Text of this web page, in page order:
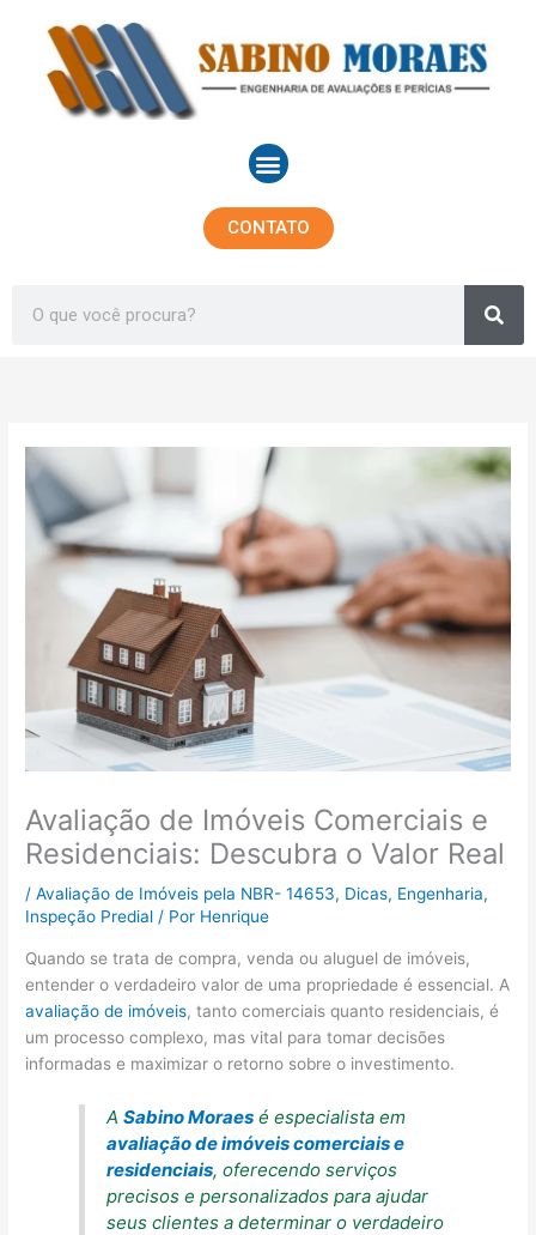
conteúdo
Menu
CONTATO
Avaliação de Imóveis Comerciais e
Residenciais: Descubra o Valor Real
/Avaliação de Imóveis pela NBR- 14653, Dicas, Engenharia,
Inspeção Predial / Por Henrique
Quando se trata de compra, venda ou aluguel de imóveis,
entender o verdadeiro valor de uma propriedade é essencial. A
avaliação de imóveis, tanto comerciais quanto residenciais, é
um processo complexo, mas vital para tomar decisões
informadas e maximizar o retorno sobre o investimento.
ASabino Moraes é especialista em
avaliação de imóveis comerciais e
residenciais, oferecendo serviços
precisos e personalizados para ajudar
seus clientes a determinar o verdadeiro